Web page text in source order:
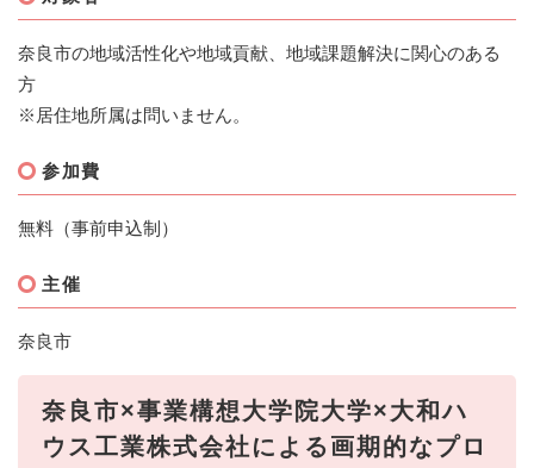
奈良市の地域活性化や地域貢献、地域課題解決に関心のある
方
※居住地所属は問いません。
参加費
無料（事前申込制）
主催
奈良市
奈良市×事業構想大学院大学×大和ハ
ウス工業株式会社による画期的なプロ